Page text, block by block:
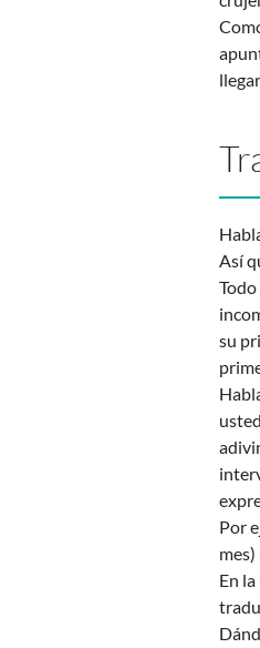
Así
su
Por
En